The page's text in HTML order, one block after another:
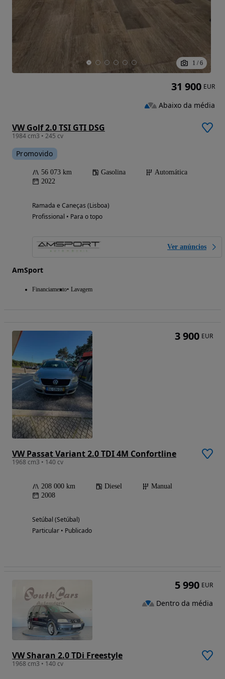
1 / 6
VW Golf 2.0 TSI GTI DSG
1984 cm3 • 245 cv
Promovido
56 073 km Gasolina
Automática
2022
Ramada e Caneças (Lisboa)
Profissional • Para o topo
Ver anúncios
AmSport
Financiamento Lavagem
31 900 EUR
Abaixo da média
VW Passat Variant 2.0 TDI 4M Confortline
1968 cm3 • 140 cv
208 000 km Diesel
Manual
2008
Setúbal (Setúbal)
Particular • Publicado
3 900 EUR
VW Sharan 2.0 TDi Freestyle
1968 cm3 • 140 cv
5 990 EUR
Dentro da média